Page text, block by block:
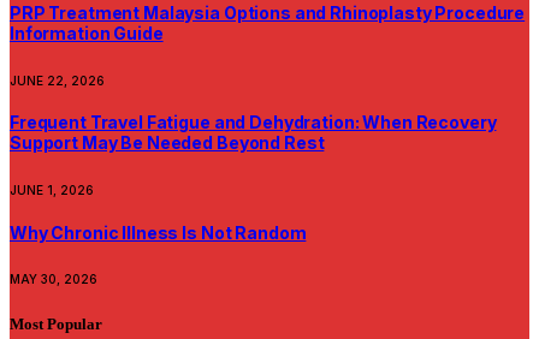
PRP Treatment Malaysia Options and Rhinoplasty Procedure
Information Guide
JUNE 22, 2026
Frequent Travel Fatigue and Dehydration: When Recovery
Support May Be Needed Beyond Rest
JUNE 1, 2026
Why Chronic Illness Is Not Random
MAY 30, 2026
Most Popular